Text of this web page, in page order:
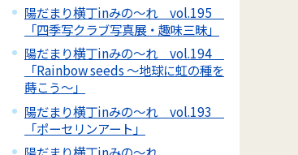
陽だまり横丁inみの～れ vol.195
「四季写クラブ写真展・趣味三昧」
陽だまり横丁inみの～れ vol.194
「Rainbow seeds ～地球に虹の種を
蒔こう～」
陽だまり横丁inみの～れ vol.193
「ポーセリンアート」